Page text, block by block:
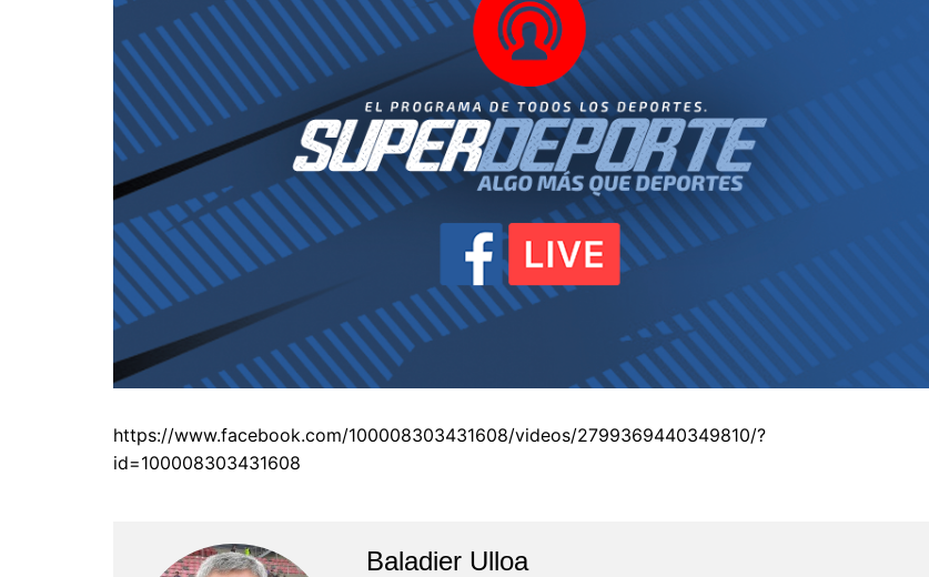
Voleibol
https://www.facebook.com/100008303431608/videos/2799369440349810/?
id=100008303431608
Baladier Ulloa